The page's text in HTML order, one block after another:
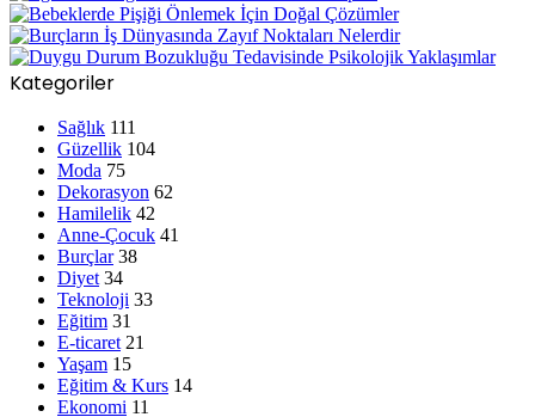
Kategoriler
Sağlık 111
Güzellik 104
Moda 75
Dekorasyon 62
Hamilelik 42
Anne-Çocuk 41
Burçlar 38
Diyet 34
Teknoloji 33
Eğitim 31
E-ticaret 21
Yaşam 15
Eğitim & Kurs 14
Ekonomi 11